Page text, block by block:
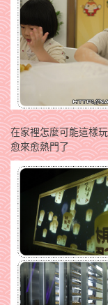
在家裡怎麼可能這樣
愈來愈熱門了